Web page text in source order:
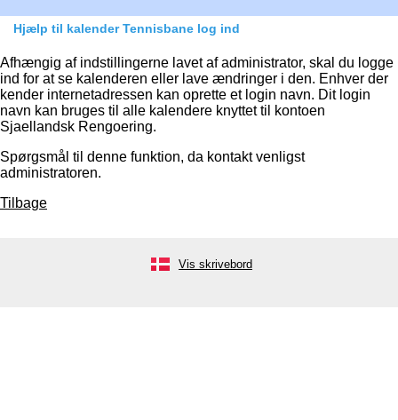
Hjælp til kalender Tennisbane log ind
Afhængig af indstillingerne lavet af administrator, skal du logge
ind for at se kalenderen eller lave ændringer i den. Enhver der
kender internetadressen kan oprette et login navn. Dit login
navn kan bruges til alle kalendere knyttet til kontoen
Sjaellandsk Rengoering.
Spørgsmål til denne funktion, da kontakt venligst
administratoren.
Tilbage
Vis skrivebord